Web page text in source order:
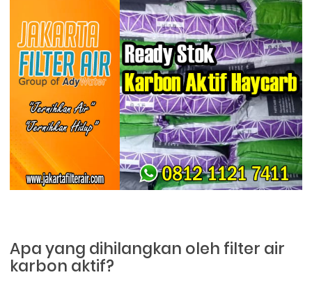
Apa yang dihilangkan oleh filter air
karbon aktif?